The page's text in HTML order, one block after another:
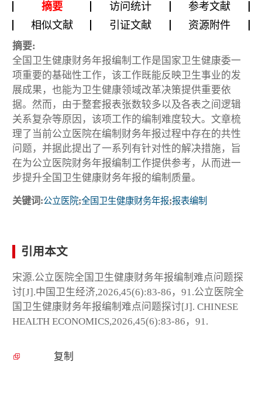
摘要 访问统计
参考文献
相似文献
引证文献 资源附件
摘要:
全国卫生健康财务年报编制工作是国家卫生健康委一
项重要的基础性工作，该工作既能反映卫生事业的发
展成果，也能为卫生健康领域改革决策提供重要依
据。然而，由于整套报表张数较多以及各表之间逻辑
关系复杂等原因，该项工作的编制难度较大。文章梳
理了当前公立医院在编制财务年报过程中存在的共性
问题，并据此提出了一系列有针对性的解决措施，旨
在为公立医院财务年报编制工作提供参考，从而进一
步提升全国卫生健康财务年报的编制质量。
关键词:公立医院;全国卫生健康财务年报;报表编制
引用本文
宋源.公立医院全国卫生健康财务年报编制难点问题探
讨[J].中国卫生经济,2026,45(6):83-86，91.公立医院全
国卫生健康财务年报编制难点问题探讨[J]. CHINESE
HEALTH ECONOMICS,2026,45(6):83-86，91.
复制